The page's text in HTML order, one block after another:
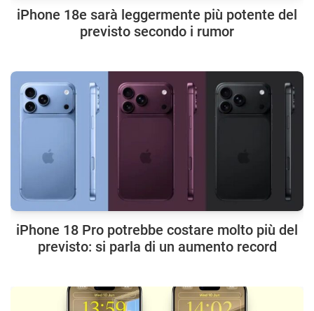
iPhone 18e sarà leggermente più potente del
previsto secondo i rumor
iPhone 18 Pro potrebbe costare molto più del
previsto: si parla di un aumento record